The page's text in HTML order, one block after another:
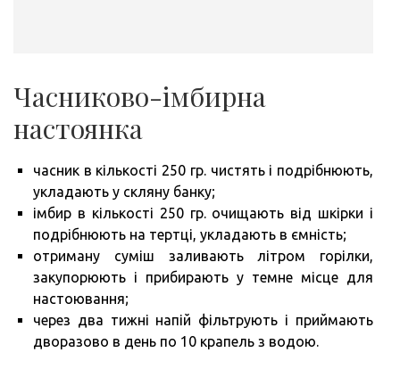
Часниково-імбирна
настоянка
часник в кількості 250 гр. чистять і подрібнюють,
укладають у скляну банку;
імбир в кількості 250 гр. очищають від шкірки і
подрібнюють на тертці, укладають в ємність;
отриману суміш заливають літром горілки,
закупорюють і прибирають у темне місце для
настоювання;
через два тижні напій фільтрують і приймають
дворазово в день по 10 крапель з водою.